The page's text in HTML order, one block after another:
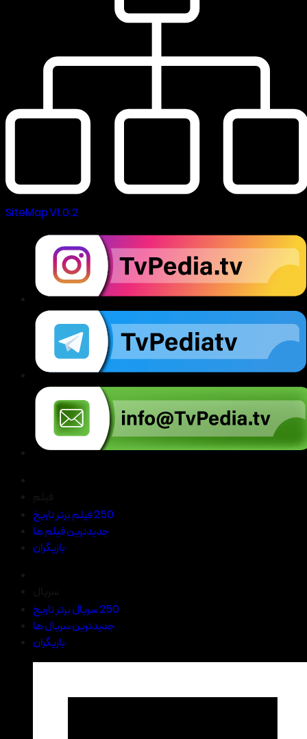
SiteMap V1.0.2
250 فیلم برتر تاریخ
جدیدترین فیلم ها
بازیگران
250 سریال برتر تاریخ
جدیدترین سریال ها
بازیگران